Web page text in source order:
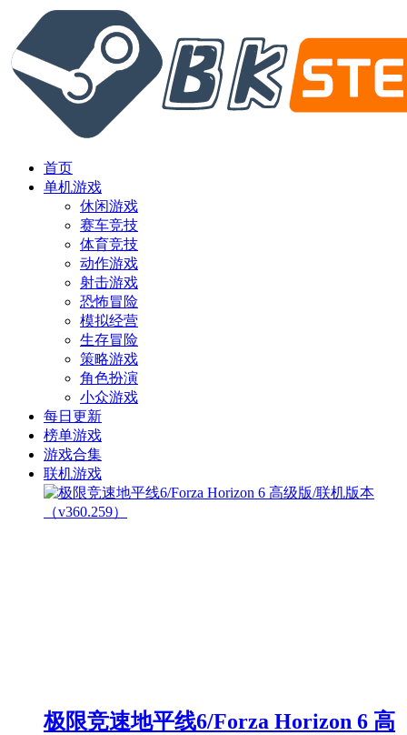
首页
单机游戏
休闲游戏
赛车竞技
体育竞技
动作游戏
射击游戏
恐怖冒险
模拟经营
生存冒险
策略游戏
角色扮演
小众游戏
每日更新
榜单游戏
游戏合集
联机游戏
极限竞速地平线6/Forza Horizon 6 高